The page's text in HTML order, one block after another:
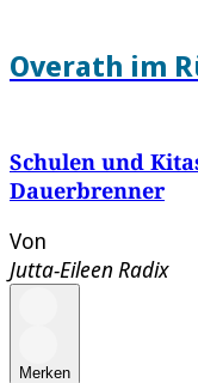
Overath im
Schulen und
Dauerbrenner
Von
Jutta-Eileen Radix
Merken